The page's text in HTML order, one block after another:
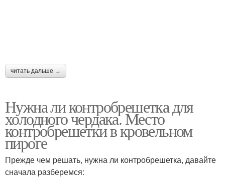
читать дальше →
Нужна ли контробрешетка для
холодного чердака. Место
контробрешетки в кровельном
пироге
Прежде чем решать, нужна ли контробрешетка, давайте
сначала разберемся: